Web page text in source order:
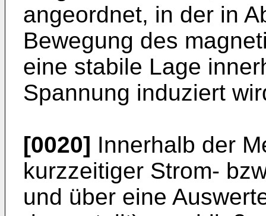
angeordnet, in der in
Bewegung des
eine stabile Lage
Spannung induziert
[0020] Innerhalb der
kurzzeitiger Strom-
und über eine